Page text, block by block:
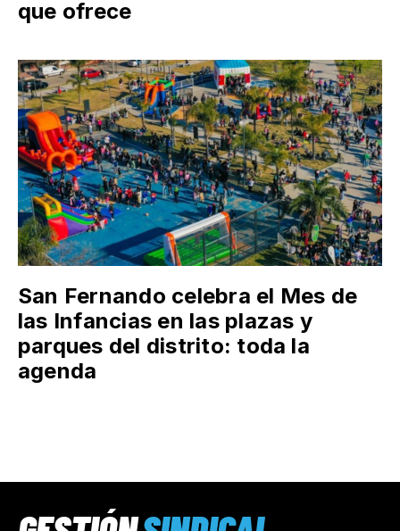
que ofrece
San Fernando celebra el Mes de
las Infancias en las plazas y
parques del distrito: toda la
agenda